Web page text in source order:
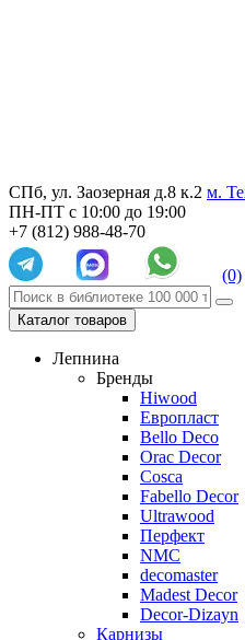
СПб, ул. Заозерная д.8 к.2 м.
ПН-ПТ с 10:00 до 19:00
+7 (812) 988-48-70
(0)
Каталог товаров
Лепнина
Бренды
Hiwood
Европласт
Bello Deco
Orac Decor
Cosca
Fabello Decor
Ultrawood
Перфект
NMC
decomaster
Madest Decor
Decor-Dizayn
Карнизы